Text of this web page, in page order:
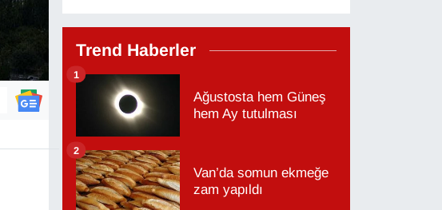
Trend Haberler
Ağustosta hem Güneş
hem Ay tutulması
1
Van’da somun ekmeğe
zam yapıldı
2